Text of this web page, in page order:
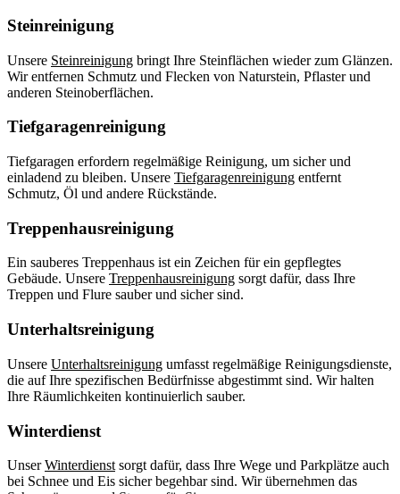
Steinreinigung
Unsere Steinreinigung bringt Ihre Steinflächen wieder zum Glänzen.
Wir entfernen Schmutz und Flecken von Naturstein, Pflaster und
anderen Steinoberflächen.
Tiefgaragenreinigung
Tiefgaragen erfordern regelmäßige Reinigung, um sicher und
einladend zu bleiben. Unsere Tiefgaragenreinigung entfernt
Schmutz, Öl und andere Rückstände.
Treppenhausreinigung
Ein sauberes Treppenhaus ist ein Zeichen für ein gepflegtes
Gebäude. Unsere Treppenhausreinigung sorgt dafür, dass Ihre
Treppen und Flure sauber und sicher sind.
Unterhaltsreinigung
Unsere Unterhaltsreinigung umfasst regelmäßige Reinigungsdienste,
die auf Ihre spezifischen Bedürfnisse abgestimmt sind. Wir halten
Ihre Räumlichkeiten kontinuierlich sauber.
Winterdienst
UnserWinterdienst sorgt dafür, dass Ihre Wege und Parkplätze auch
bei Schnee und Eis sicher begehbar sind. Wir übernehmen das